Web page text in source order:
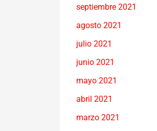
septiembre 2021
agosto 2021
julio 2021
junio 2021
mayo 2021
abril 2021
marzo 2021